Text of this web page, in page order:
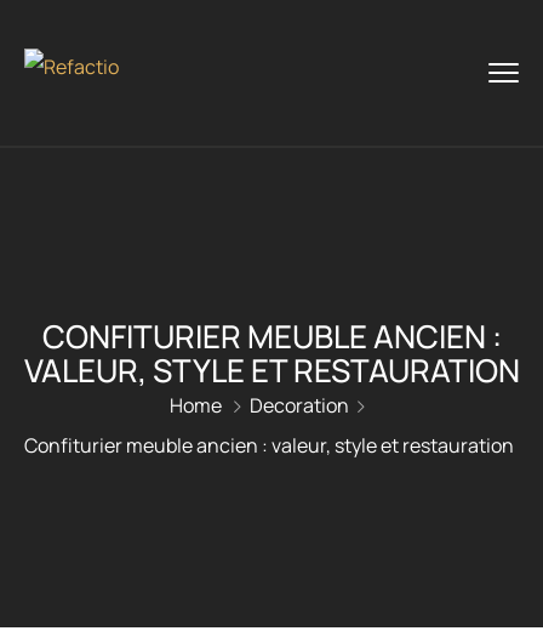
CONFITURIER MEUBLE ANCIEN :
VALEUR, STYLE ET RESTAURATION
Home
Decoration
Confiturier meuble ancien : valeur, style et restauration